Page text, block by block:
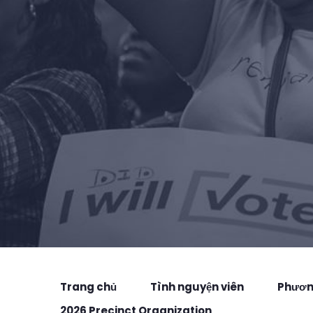
Trang chủ Tình nguyện viên